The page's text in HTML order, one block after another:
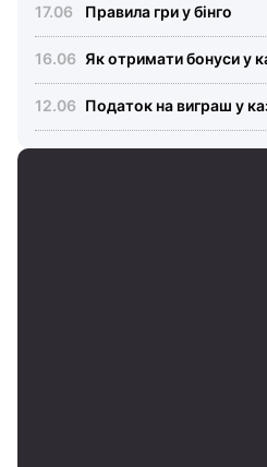
Правила гри у бінго
Як отримати бонуси у
Податок на виграш у